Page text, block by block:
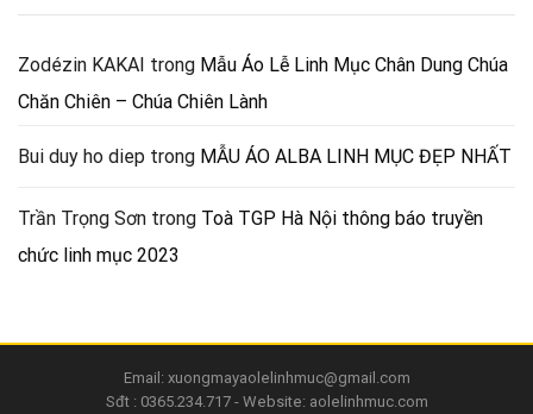
Zodézin KAKAI trong Mẫu Áo Lễ Linh Mục Chân Dung Chúa
Chăn Chiên – Chúa Chiên Lành
Bui duy ho diep trong MẪU ÁO ALBA LINH MỤC ĐẸP NHẤT
Trần Trọng Sơn trong Toà TGP Hà Nội thông báo truyền
chức linh mục 2023
Email: xuongmayaolelinhmuc@gmail.com
Sđt : 0365.234.717 - Website: aolelinhmuc.com